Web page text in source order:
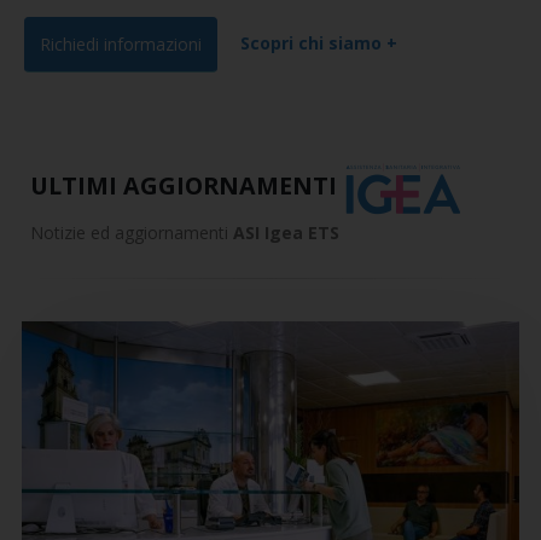
Richiedi informazioni Scopri chi siamo +
ULTIMI AGGIORNAMENTI
Notizie ed aggiornamenti ASI Igea ETS